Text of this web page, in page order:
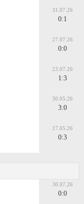
31.07.26
0:1
27.07.26
0:0
23.07.26
1:3
30.05.26
3:0
17.05.26
0:3
30.07.26
0:0